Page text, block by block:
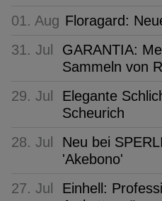
01. Aug Floragard:
31. Jul
GARANTIA:
Sammeln von
29. Jul
Elegante
Scheurich
28. Jul
Neu bei
'Akebono'
27. Jul
Einhell: